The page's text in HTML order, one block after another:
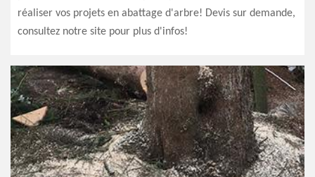
réaliser vos projets en abattage d'arbre! Devis sur demande,
consultez notre site pour plus d'infos!